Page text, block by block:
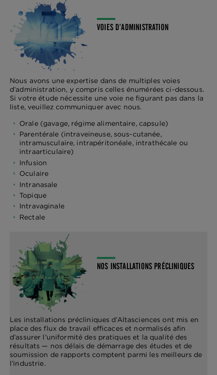
VOIES D’ADMINISTRATION
Nous avons une expertise dans de multiples voies
d’administration, y compris celles énumérées ci-dessous.
Si votre étude nécessite une voie ne figurant pas dans la
liste, veuillez communiquer avec nous.
Orale (gavage, régime alimentaire, capsule)
Parentérale (intraveineuse, sous-cutanée,
intramusculaire, intrapéritonéale, intrathécale ou
intraarticulaire)
Infusion
Oculaire
Intranasale
Topique
Intravaginale
Rectale
NOS INSTALLATIONS PRÉCLINIQUES
Les installations précliniques d’Altasciences ont mis en
place des flux de travail efficaces et normalisés afin
d’assurer l’uniformité des pratiques et la qualité des
résultats — nos délais de démarrage des études et de
soumission de rapports comptent parmi les meilleurs de
l’industrie.